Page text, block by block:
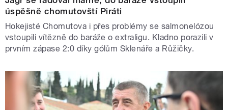
úspěšně chomutovští Piráti
Hokejisté Chomutova i přes problémy se salmonelózou
vstoupili vítězně do baráže o extraligu. Kladno porazili v
prvním zápase 2:0 díky gólům Sklenáře a Růžičky.